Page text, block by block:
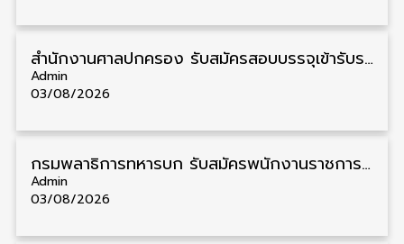
สํานักงานศาลปกครอง รับสมัครสอบบรรจุเข้ารับราชการ วุฒิ ป.ตรี 72 อัตรา รับสมัคร 31 สิงหาคม – 18 กันยายน
Admin
03/08/2026
กรมพลาธิการทหารบก รับสมัครพนักงานราชการ วุฒิ ม.3/ม.6/ปวช. 66 อัตรา รับสมัคร 10 – 17 สิงหาคม
Admin
03/08/2026